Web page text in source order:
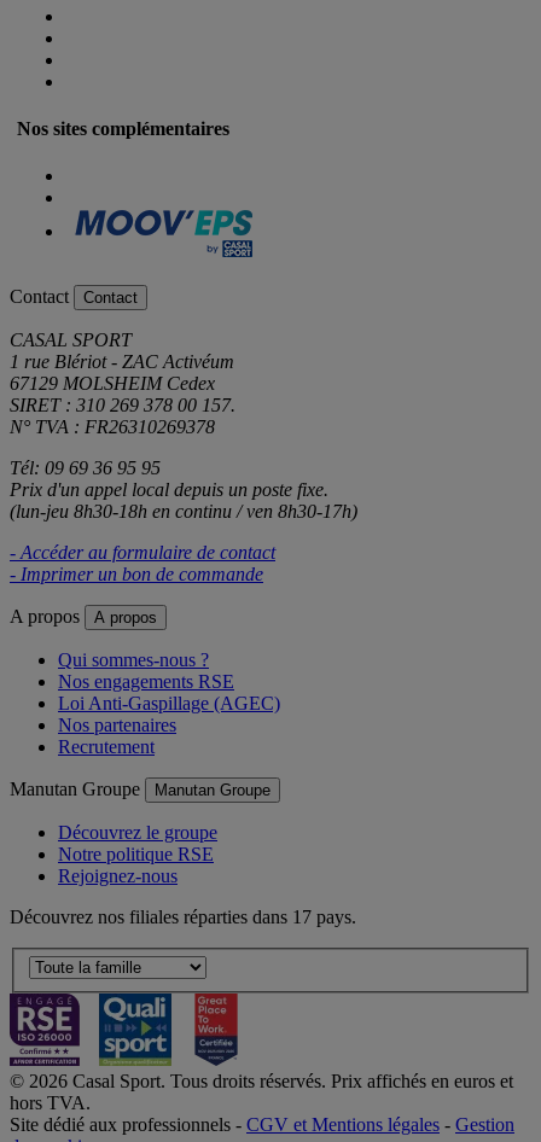
Nos sites complémentaires
Contact Contact
CASAL SPORT
1 rue Blériot - ZAC Activéum
67129 MOLSHEIM Cedex
SIRET : 310 269 378 00 157.
N° TVA : FR26310269378
Tél: 09 69 36 95 95
Prix d'un appel local depuis un poste fixe.
(lun-jeu 8h30-18h en continu / ven 8h30-17h)
- Accéder au formulaire de contact
- Imprimer un bon de commande
A propos A propos
Qui sommes-nous ?
Nos engagements RSE
Loi Anti-Gaspillage (AGEC)
Nos partenaires
Recrutement
Manutan Groupe Manutan Groupe
Découvrez le groupe
Notre politique RSE
Rejoignez-nous
Découvrez nos filiales réparties dans 17 pays.
© 2026 Casal Sport. Tous droits réservés. Prix affichés en euros et
hors TVA.
Site dédié aux professionnels - CGV et Mentions légales - Gestion